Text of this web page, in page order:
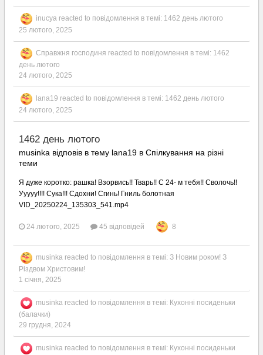
inucya reacted to повідомлення в темі: 1462 день лютого
25 лютого, 2025
Справжня господиня reacted to повідомлення в темі: 1462
день лютого
24 лютого, 2025
lana19 reacted to повідомлення в темі: 1462 день лютого
24 лютого, 2025
1462 день лютого
musinka відповів в тему lana19 в Спілкування на різні
теми
Я дуже коротко: рашка! Взорвись!! Тварь!! С 24- м тебя!! Сволочь!!
Ууууу!!!! Сука!!! Сдохни! Сгинь! Гниль болотная
VID_20250224_135303_541.mp4
24 лютого, 2025 45 відповідей 8
musinka reacted to повідомлення в темі: З Новим роком! З
Різдвом Христовим!
1 січня, 2025
musinka reacted to повідомлення в темі: Кухонні посиденьки
(балачки)
29 грудня, 2024
musinka reacted to повідомлення в темі: Кухонні посиденьки